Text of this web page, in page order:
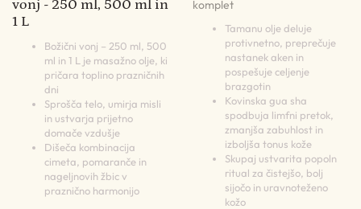
vonj - 250 ml, 500 ml in
1 L
Božični vonj – 250 ml, 500
ml in 1 L je masažno olje, ki
pričara toplino prazničnih
dni
Sprošča telo, umirja misli
in ustvarja prijetno
domače vzdušje
Dišeča kombinacija
cimeta, pomaranče in
nageljnovih žbic v
praznično harmonijo
komplet
Tamanu olje deluje
protivnetno, preprečuje
nastanek aken in
pospešuje celjenje
brazgotin
Kovinska gua sha
spodbuja limfni pretok,
zmanjša zabuhlost in
izboljša tonus kože
Skupaj ustvarita popoln
ritual za čistejšo, bolj
sijočo in uravnoteženo
kožo